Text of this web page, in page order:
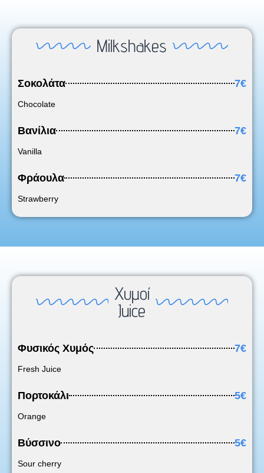
Milkshakes
Σοκολάτα 7€
Chocolate
Βανίλια 7€
Vanilla
Φράουλα 7€
Strawberry
Χυμοί
Juice
Φυσικός Χυμός 7€
Fresh Juice
Πορτοκάλι 5€
Orange
Βύσσινο 5€
Sour cherry